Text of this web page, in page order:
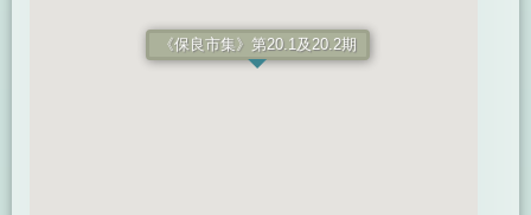
《保良市集》第20.1及20.2期